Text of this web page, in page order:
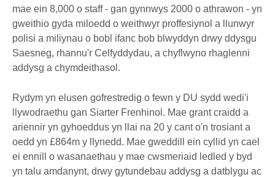
mae ein 8,000 o staff - gan gynnwys 2000 o athrawon - yn
gweithio gyda miloedd o weithwyr proffesiynol a llunwyr
polisi a miliynau o bobl ifanc bob blwyddyn drwy ddysgu
Saesneg, rhannu'r Celfyddydau, a chyflwyno rhaglenni
addysg a chymdeithasol.
Rydym yn elusen gofrestredig o fewn y DU sydd wedi'i
llywodraethu gan Siarter Frenhinol. Mae grant craidd a
ariennir yn gyhoeddus yn llai na 20 y cant o'n trosiant a
oedd yn £864m y llynedd. Mae gweddill ein cyllid yn cael
ei ennill o wasanaethau y mae cwsmeriaid ledled y byd
yn talu amdanynt, drwy gytundebau addysg a datblygu ac